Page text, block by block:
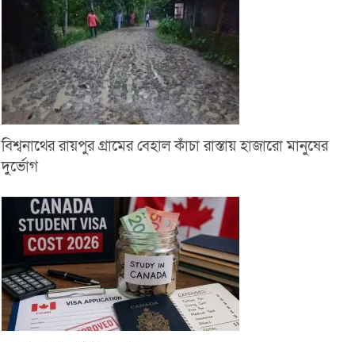
বিশ্বনাথের রায়পুর গ্রামের বেহাল কাঁচা রাস্তায় হাজারো মানুষের
দুর্ভোগ